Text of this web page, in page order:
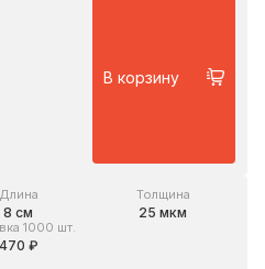
В корзину
Длина
8 см
Толщина
25 мкм
1000 шт.
470 ₽